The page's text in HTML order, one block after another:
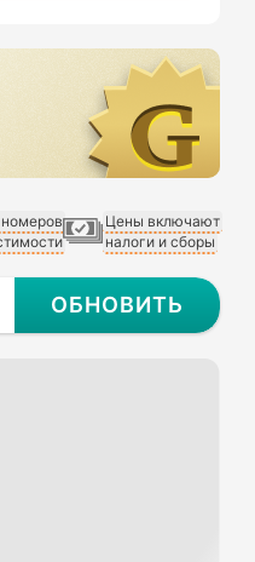
Цены включают
налоги и сборы
ОБНОВИТЬ